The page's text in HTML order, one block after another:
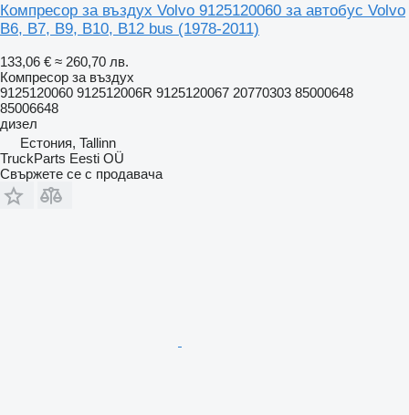
Компресор за въздух Volvo 9125120060 за автобус Volvo
B6, B7, B9, B10, B12 bus (1978-2011)
133,06 € ≈ 260,70 лв.
Компресор за въздух
9125120060 912512006R 9125120067 20770303 85000648
85006648
дизел
Естония, Tallinn
TruckParts Eesti OÜ
Свържете се с продавача